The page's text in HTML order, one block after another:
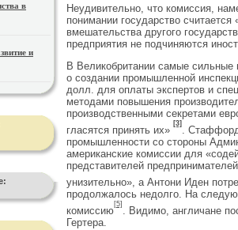
в
и
Неудивительно, что комиссия,
понимании государство
вмешательства другого
предприятия не подчиняются
В Великобритании самые
о создании промышленной
долл. для оплаты экспертов и
методами повыше­ния
производ­ственными секретами
гласятся принять их»
[3]
. Стаффорд
промышленности со стороны
американские комиссии для
представителей
унизительно», а Антони Иден
продолжалось недолго. На
комиссию
[5]
. Видимо, англичане
Гертера.